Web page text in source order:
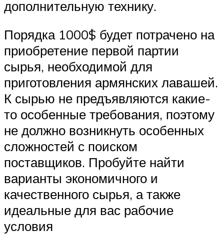
дополнительную технику.
Порядка 1000$ будет потрачено на
приобретение первой партии
сырья, необходимой для
приготовления армянских лавашей.
К сырью не предъявляются какие-
то особенные требования, поэтому
не должно возникнуть особенных
сложностей с поиском
поставщиков. Пробуйте найти
варианты экономичного и
качественного сырья, а также
идеальные для вас рабочие
условия